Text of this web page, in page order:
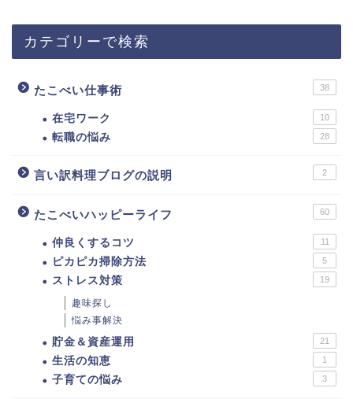
カテゴリーで検索
たこべい仕事術 38
在宅ワーク 10
転職の悩み 28
言い訳料理ブログの説明 2
たこべいハッピーライフ 60
仲良くするコツ 11
ピカピカ掃除方法 5
ストレス対策 19
趣味探し
悩み事解決
貯金＆資産運用 21
生活の知恵 1
子育ての悩み 3